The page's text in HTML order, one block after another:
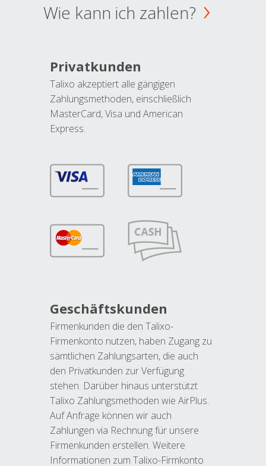
Wie kann ich zahlen?
Privatkunden
Talixo akzeptiert alle gängigen
Zahlungsmethoden, einschließlich
MasterCard, Visa und American
Express.
Geschäftskunden
Firmenkunden die den Talixo-
Firmenkonto nutzen, haben Zugang zu
sämtlichen Zahlungsarten, die auch
den Privatkunden zur Verfügung
stehen. Darüber hinaus unterstützt
Talixo Zahlungsmethoden wie AirPlus.
Auf Anfrage können wir auch
Zahlungen via Rechnung für unsere
Firmenkunden erstellen. Weitere
Informationen zum Talixo-Firmkonto